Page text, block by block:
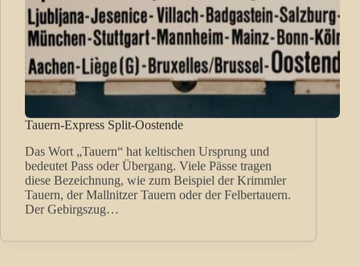
Tauern-Express Split-Oostende
Das Wort „Tauern“ hat keltischen Ursprung und
bedeutet Pass oder Übergang. Viele Pässe tragen
diese Bezeichnung, wie zum Beispiel der Krimmler
Tauern, der Mallnitzer Tauern oder der Felbertauern.
Der Gebirgszug…